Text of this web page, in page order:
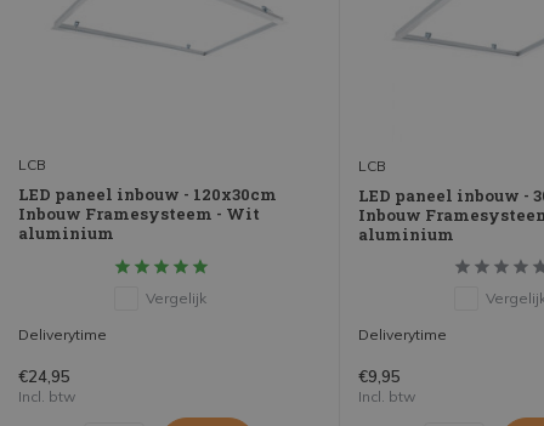
LCB
LED paneel inbouw - 120x30cm
Inbouw Framesysteem - Wit
aluminium
Vergelijk
Deliverytime
€24,95
Incl. btw
LCB
LED paneel inbouw -
Inbouw
aluminium
Deliverytime
€9,95
Incl. btw